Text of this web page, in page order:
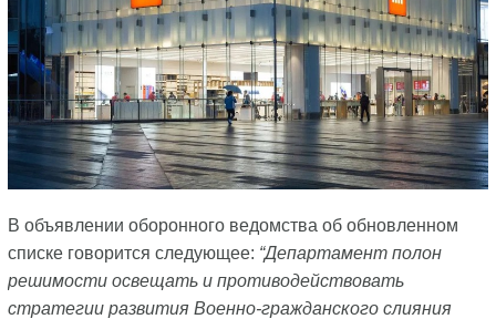
В объявлении оборонного ведомства об обновленном
списке говорится следующее: “Департамент полон
решимости освещать и противодействовать
стратегии развития Военно-гражданского слияния